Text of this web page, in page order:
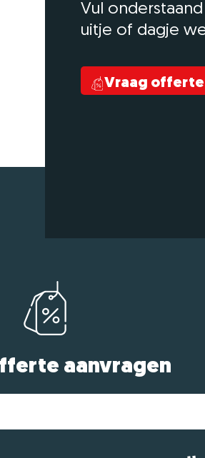
Vul
uitje of dagje
Vraag offerte
aanvragen